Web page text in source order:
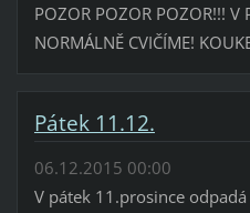
POZOR POZOR POZOR!!! V
NORMÁLNĚ CVIČÍME!
Pátek 11.12.
06.12.2015 00:00
V pátek 11.prosince